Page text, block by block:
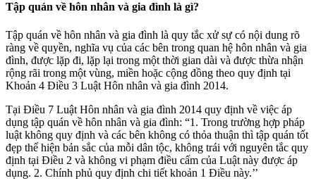
Tập quán về hôn nhân và gia đình là gì?
Tập quán về hôn nhân và gia đình là quy tắc xử sự có nội dung rõ
ràng về quyền, nghĩa vụ của các bên trong quan hệ hôn nhân và gia
đình, được lặp đi, lặp lại trong một thời gian dài và được thừa nhận
rộng rãi trong một vùng, miền hoặc cộng đồng theo quy định tại
Khoản 4 Điều 3 Luật Hôn nhân và gia đình 2014.
Tại Điều 7 Luật Hôn nhân và gia đình 2014 quy định về việc áp
dụng tập quán về hôn nhân và gia đình: “1. Trong trường hợp pháp
luật không quy định và các bên không có thỏa thuận thì tập quán tốt
đẹp thể hiện bản sắc của mỗi dân tộc, không trái với nguyên tắc quy
định tại Điều 2 và không vi phạm điều cấm của Luật này được áp
dụng. 2. Chính phủ quy định chi tiết khoản 1 Điều này.’’